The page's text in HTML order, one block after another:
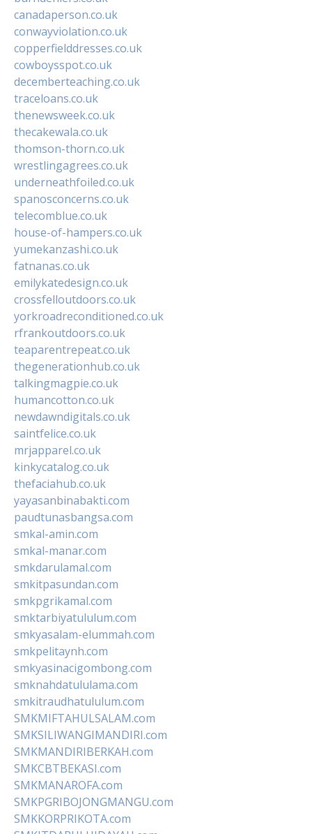
canadaperson.co.uk
conwayviolation.co.uk
copperfielddresses.co.uk
cowboysspot.co.uk
decemberteaching.co.uk
traceloans.co.uk
thenewsweek.co.uk
thecakewala.co.uk
thomson-thorn.co.uk
wrestlingagrees.co.uk
underneathfoiled.co.uk
spanosconcerns.co.uk
telecomblue.co.uk
house-of-hampers.co.uk
yumekanzashi.co.uk
fatnanas.co.uk
emilykatedesign.co.uk
crossfelloutdoors.co.uk
yorkroadreconditioned.co.uk
rfrankoutdoors.co.uk
teaparentrepeat.co.uk
thegenerationhub.co.uk
talkingmagpie.co.uk
humancotton.co.uk
newdawndigitals.co.uk
saintfelice.co.uk
mrjapparel.co.uk
kinkycatalog.co.uk
thefaciahub.co.uk
yayasanbinabakti.com
paudtunasbangsa.com
smkal-amin.com
smkal-manar.com
smkdarulamal.com
smkitpasundan.com
smkpgrikamal.com
smktarbiyatululum.com
smkyasalam-elummah.com
smkpelitaynh.com
smkyasinacigombong.com
smknahdatululama.com
smkitraudhatululum.com
SMKMIFTAHULSALAM.com
SMKSILIWANGIMANDIRI.com
SMKMANDIRIBERKAH.com
SMKCBTBEKASI.com
SMKMANAROFA.com
SMKPGRIBOJONGMANGU.com
SMKKORPRIKOTA.com